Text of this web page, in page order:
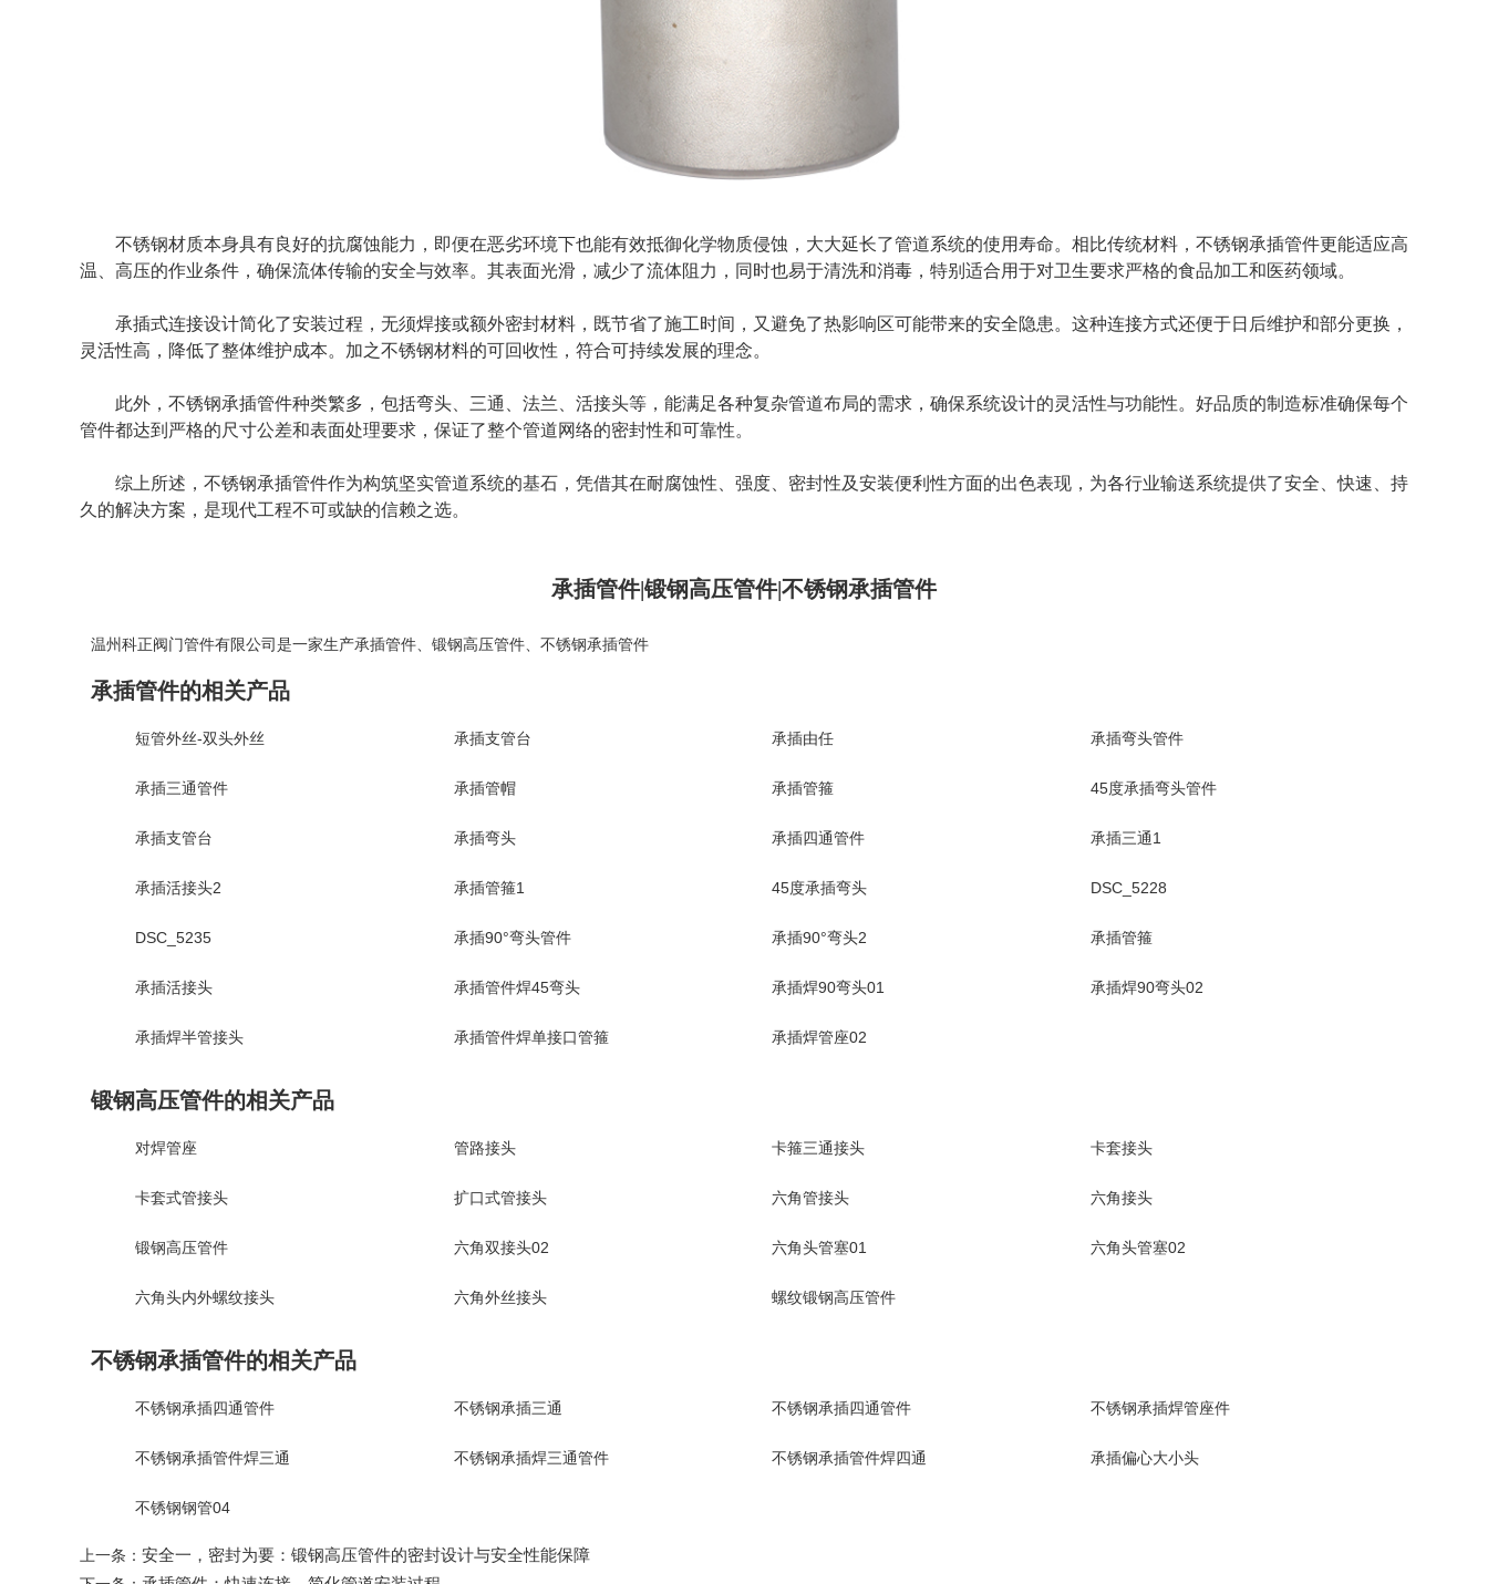
不锈钢材质本身具有良好的抗腐蚀能力，即便在恶劣环境下也能有效抵御化学物质侵蚀，大大延长了管道系统的使用寿命。相比传统材料，不锈钢承插管件更能适应高
温、高压的作业条件，确保流体传输的安全与效率。其表面光滑，减少了流体阻力，同时也易于清洗和消毒，特别适合用于对卫生要求严格的食品加工和医药领域。
承插式连接设计简化了安装过程，无须焊接或额外密封材料，既节省了施工时间，又避免了热影响区可能带来的安全隐患。这种连接方式还便于日后维护和部分更换，
灵活性高，降低了整体维护成本。加之不锈钢材料的可回收性，符合可持续发展的理念。
此外，不锈钢承插管件种类繁多，包括弯头、三通、法兰、活接头等，能满足各种复杂管道布局的需求，确保系统设计的灵活性与功能性。好品质的制造标准确保每个
管件都达到严格的尺寸公差和表面处理要求，保证了整个管道网络的密封性和可靠性。
综上所述， 不锈钢承插管件作为构筑坚实管道系统的基石，凭借其在耐腐蚀性、强度、密封性及安装便利性方面的出色表现，为各行业输送系统提供了安全、快速、持
久的解决方案，是现代工程不可或缺的信赖之选。
承插管件|锻钢高压管件|不锈钢承插管件
温州科正阀门管件有限公司是一家生产承插管件 锻钢高压管件 不锈钢承插管件
承插管件的相关产品
短管外丝-双头外丝 承插支管台 承插由任 承插弯头管件
承插三通管件 承插管帽 承插管箍 45度承插弯头管件
承插支管台 承插弯头 承插四通管件 承插三通1
承插活接头2 承插管箍1 45度承插弯头 DSC_5228
DSC_5235 承插90°弯头管件 承插90°弯头2 承插管箍
承插活接头 承插管件焊45弯头 承插焊90弯头01 承插焊90弯头02
承插焊半管接头 承插管件焊单接口管箍 承插焊管座02
锻钢高压管件的相关产品
对焊管座 管路接头 卡箍三通接头 卡套接头
卡套式管接头 扩口式管接头 六角管接头 六角接头
锻钢高压管件 六角双接头02 六角头管塞01 六角头管塞02
六角头内外螺纹接头 六角外丝接头 螺纹锻钢高压管件
不锈钢承插管件的相关产品
不锈钢承插四通管件 不锈钢承插三通 不锈钢承插四通管件 不锈钢承插焊管座件
不锈钢承插管件焊三通 不锈钢承插焊三通管件 不锈钢承插管件焊四通 承插偏心大小头
不锈钢钢管04
上一条： 安全一，密封为要：锻钢高压管件的密封设计与安全性能保障